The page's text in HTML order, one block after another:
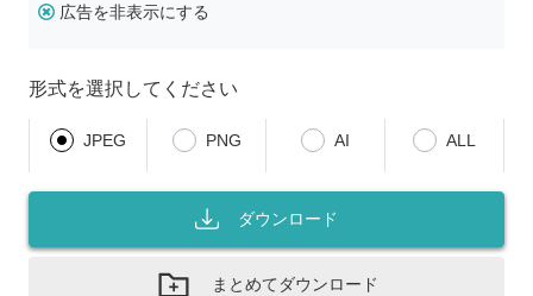
広告を非表示にする
形式を選択してください
JPEG PNG AI ALL
ダウンロード
まとめてダウンロード